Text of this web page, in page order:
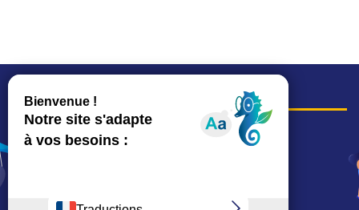
COORDONNÉES
Hôtel de ville
15, rue Charles-Duflos
Depuis le 28/01/2026 :